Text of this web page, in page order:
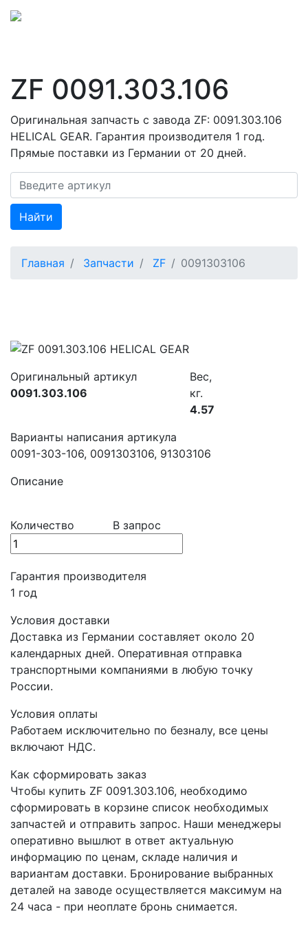
ZF 0091.303.106
Оригинальная запчасть с завода ZF: 0091.303.106
HELICAL GEAR. Гарантия производителя 1 год.
Прямые поставки из Германии от 20 дней.
Найти
Главная Запчасти ZF 0091303106
Оригинальный артикул
0091.303.106
Вес,
кг.
4.57
Варианты написания артикула
0091-303-106, 0091303106, 91303106
Описание
Количество В запрос
Гарантия производителя
1 год
Условия доставки
Доставка из Германии составляет около 20
календарных дней. Оперативная отправка
транспортными компаниями в любую точку
России.
Условия оплаты
Работаем исключительно по безналу, все цены
включают НДС.
Как сформировать заказ
Чтобы купить ZF 0091.303.106, необходимо
сформировать в корзине список необходимых
запчастей и отправить запрос. Наши менеджеры
оперативно вышлют в ответ актуальную
информацию по ценам, складе наличия и
вариантам доставки. Бронирование выбранных
деталей на заводе осуществляется максимум на
24 часа - при неоплате бронь снимается.